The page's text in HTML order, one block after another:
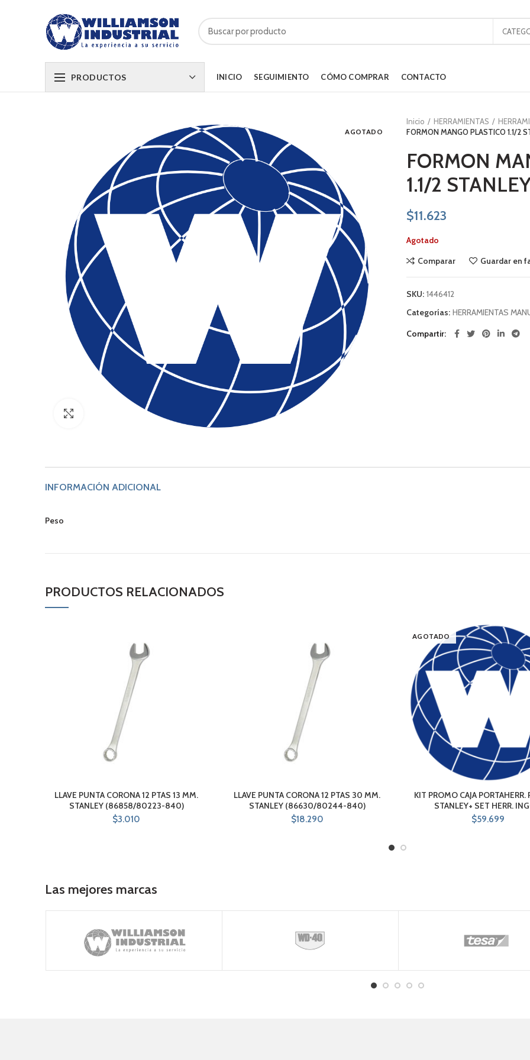
PRODUCTOS INICIO SEGUIMIENTO CÓMO COMPRAR CONTACTO
AGOTADO
Inicio HERRAMIENTAS
FORMON MANGO PLASTICO 1.1/2
FORMON
1.1/2
$11.623
Agotado
Comparar
Guardar en
SKU: 1446412
Categorías: HERRAMIENTAS
Compartir
INFORMACIÓN ADICIONAL
Peso
PRODUCTOS RELACIONADOS
LLAVE PUNTA CORONA 12 PTAS 13 MM.
STANLEY (86858/80223-840)
$3.010
LLAVE PUNTA CORONA 12 PTAS 30 MM.
STANLEY (86630/80244-840)
$18.290
AGOTADO
KIT PROMO CAJA PORTAHERR.
STANLEY+ SET HERR.
$59.699
Las mejores marcas